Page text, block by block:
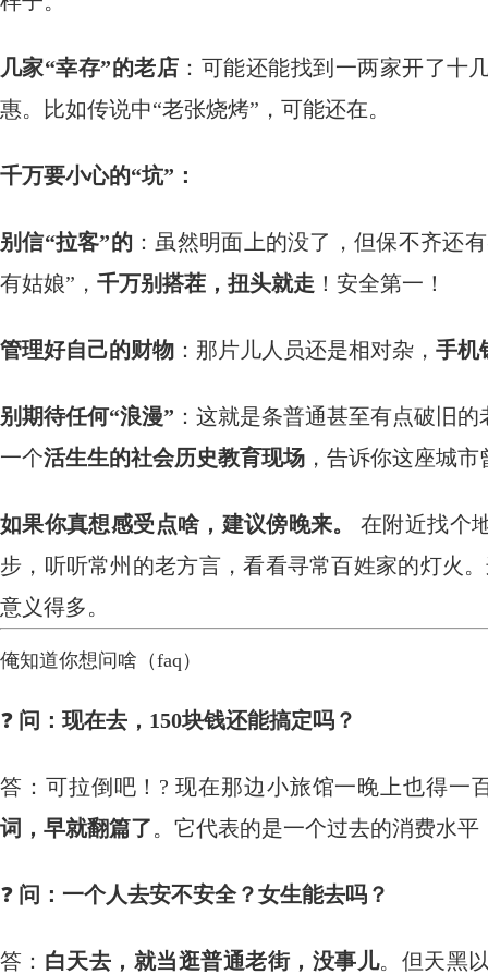
几家“幸存”的老店 ：可能还能找到一两家开了十
惠。比如传说中“老张烧烤”，可能还在。
千万要小心的“坑”：
别信“拉客”的 ：虽然明面上的没了，但保不齐还
有姑娘”， 千万别搭茬，扭头就走 ！安全第一！
管理好自己的财物 ：那片儿人员还是相对杂， 手机
别期待任何“浪漫” ：这就是条普通甚至有点破旧
一个活生生的社会历史教育现场 ，告诉你这座城
如果你真想感受点啥，建议傍晚来。
在附近找个
步，听听常州的老方言，看看寻常百姓家的灯火
意义得多。
俺知道你想问啥（faq）
❓ 问：现在去，150块钱还能搞定吗？
答：可拉倒吧！? 现在那边小旅馆一晚上也得一
词，早就翻篇了。它代表的是一个过去的消费水
❓ 问：一个人去安不安全？女生能去吗？
答： 白天去，就当逛普通老街，没事儿。但天黑